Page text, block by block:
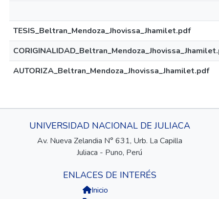
TESIS_Beltran_Mendoza_Jhovissa_Jhamilet.pdf
AUTORIZA_Beltran_Mendoza_Jhovissa_Jhamilet.pdf
UNIVERSIDAD NACIONAL DE JULIACA
Av. Nueva Zelandia N° 631, Urb. La Capilla
Juliaca - Puno, Perú
ENLACES DE INTERÉS
Inicio